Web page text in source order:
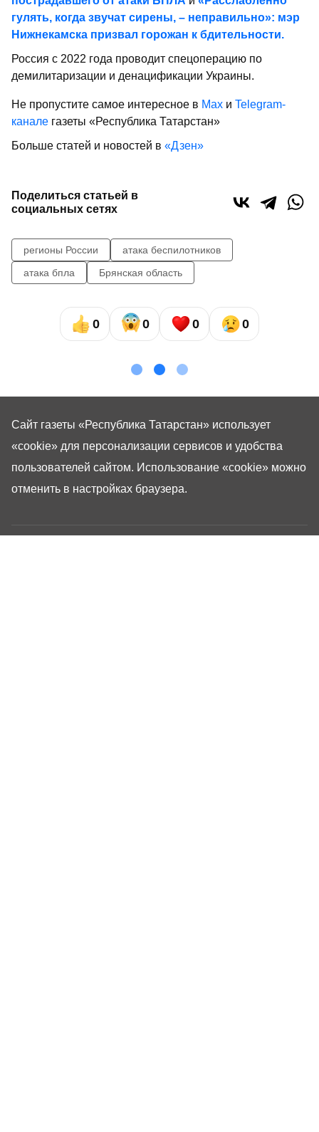
гулять, когда звучат сирены, – неправильно»: мэр
Нижнекамска призвал горожан к бдительности.
Россия с 2022 года проводит спецоперацию по
демилитаризации и денацификации Украины.
Не пропустите самое интересное в Max и Telegram-
канале газеты «Республика Татарстан»
Больше статей и новостей в «Дзен»
Поделиться статьей в
социальных сетях
регионы России
атака беспилотников
атака бпла
Брянская область
0 0 0 0
Сайт газеты «Республика Татарстан» использует
«cookie» для персонализации сервисов и удобства
пользователей сайтом. Использование «cookie» можно
отменить в настройках браузера.